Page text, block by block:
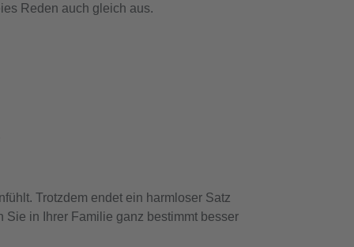
Reden auch gleich aus.
Trotzdem endet ein harmloser Satz
in Ihrer Familie ganz bestimmt besser